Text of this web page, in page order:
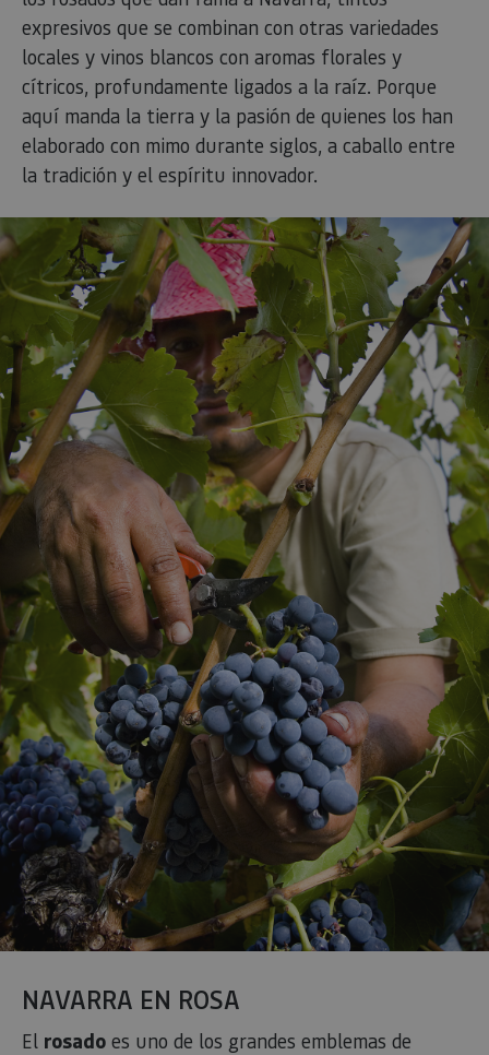
expresivos que se combinan con otras variedades
locales y vinos blancos con aromas florales y
cítricos, profundamente ligados a la raíz. Porque
aquí manda la tierra y la pasión de quienes los han
elaborado con mimo durante siglos, a caballo entre
la tradición y el espíritu innovador.
NAVARRA EN ROSA
El rosado es uno de los grandes emblemas de